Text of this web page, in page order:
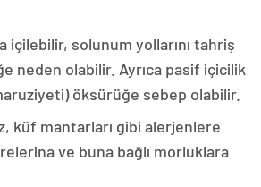
içilebilir, solunum yollarını tahriş
neden olabilir. Ayrıca pasif içicilik
öksürüğe sebep olabilir.
küf mantarları gibi alerjenlere
ve buna bağlı morluklara